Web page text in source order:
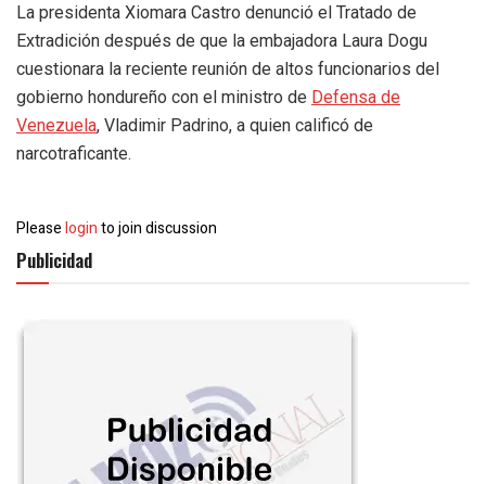
La presidenta Xiomara Castro denunció el Tratado de
Extradición después de que la embajadora Laura Dogu
cuestionara la reciente reunión de altos funcionarios del
gobierno hondureño con el ministro de Defensa de
Venezuela, Vladimir Padrino, a quien calificó de
narcotraficante.
Pleaseloginto join discussion
Publicidad